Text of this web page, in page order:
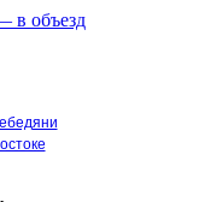
в объезд